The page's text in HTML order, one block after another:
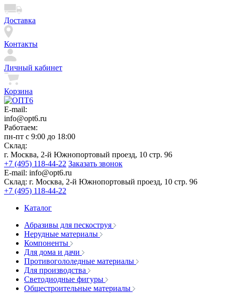
Доставка
Контакты
Личный кабинет
Корзина
E-mail:
info@opt6.ru
Работаем:
пн-пт с 9:00 до 18:00
Склад:
г. Москва, 2-й Южнопортовый проезд, 10 стр. 96
+7 (495) 118-44-22 Заказать звонок
E-mail: info@opt6.ru
Склад: г. Москва, 2-й Южнопортовый проезд, 10 стр. 96
+7 (495) 118-44-22
Каталог
Абразивы для пескоструя
Нерудные материалы
Компоненты
Для дома и дачи
Противогололедные материалы
Для производства
Светодиодные фигуры
Общестроительные материалы